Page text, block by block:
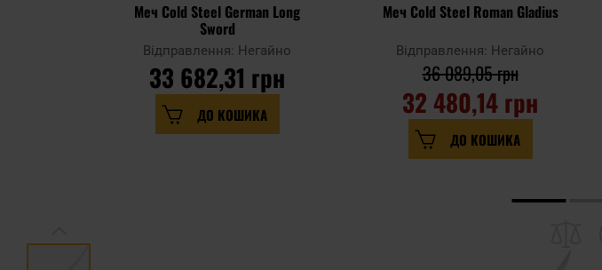
Меч Cold Steel German Long
Sword
Відправлення: Негайно
33 682,31 грн
ДО КОШИКА
Меч Cold Steel Roman Gladius
Відправлення: Негайно
32 480,14 грн
36 089,05 грн
ДО КОШИКА